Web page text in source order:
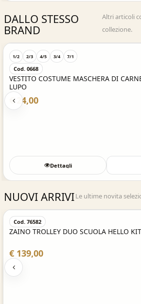
DALLO STESSO
BRAND
Altri articoli
collezione.
Acquisto Veloce
1/2 2/3 4/5 3/4 7/1
Cod. 0668
VESTITO COSTUME MASCHERA DI
LUPO
€ 24,00
Dettagli
NUOVI ARRIVILe ultime novita
Acquisto Veloce
Cod. 76582
ZAINO TROLLEY DUO SCUOLA HELLO
€ 139,00